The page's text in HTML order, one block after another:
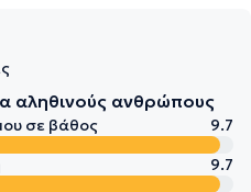
αληθινούς ανθρώπους
σε βάθος
9.7
9.7